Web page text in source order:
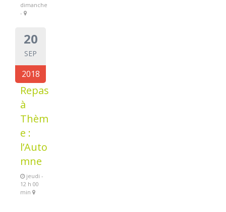
dimanche
-
20
SEP
2018
Repas
à
Thèm
e :
l’Auto
mne
jeudi -
12 h 00
min